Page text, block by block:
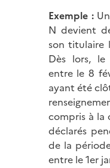
Exemple :
N devient
son titulaire
Dès lors,
entre le 8
ayant été
compris à
déclarés
de la
entre le 1er